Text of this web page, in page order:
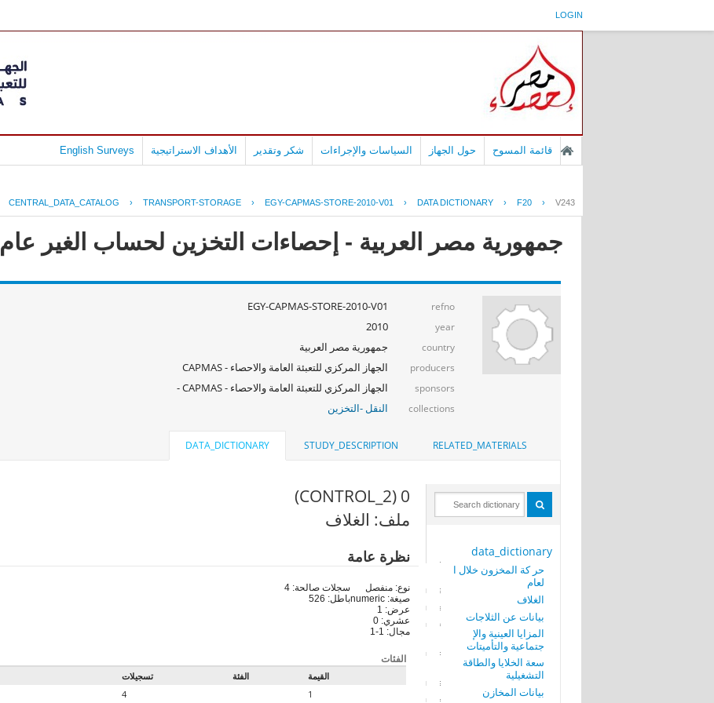
LOGIN
قائمة المسوح حول الجهاز السياسات والإجراءات شكر وتقدير الأهداف الاستراتيجية English Surveys
CENTRAL_DATA_CATALOG › TRANSPORT-STORAGE › EGY-CAPMAS-STORE-2010-V01 › DATA DICTIONARY › F20 › V243
جمهورية مصر العربية - إحصاءات التخزين لحساب الغير عام 2011 - 2010
refno
EGY-CAPMAS-STORE-2010-V01
year
2010
country جمهورية مصر العربية
producers الجهاز المركزي للتعبئة العامة والاحصاء - CAPMAS
sponsors الجهاز المركزي للتعبئة العامة والاحصاء - CAPMAS -
collections النقل -التخزين
RELATED_MATERIALS
STUDY_DESCRIPTION
DATA_DICTIONARY
data_dictionary
حر كة المخزون خلال ا
لعام
الغلاف
بيانات عن الثلاجات
المزايا العينية والإ
جتماعية والتأميتات
سعة الخلايا والطاقة
التشغيلية
بيانات المخازن
0 (CONTROL_2)
ملف: الغلاف
نظرة عامة
نوع: منفصل
صيغة: numeric
عرض: 1
عشري: 0
مجال: 1-1
سجلات صالحة: 4
باطل: 526
الفئات
القيمة الفئة
تسجيلات
1
4